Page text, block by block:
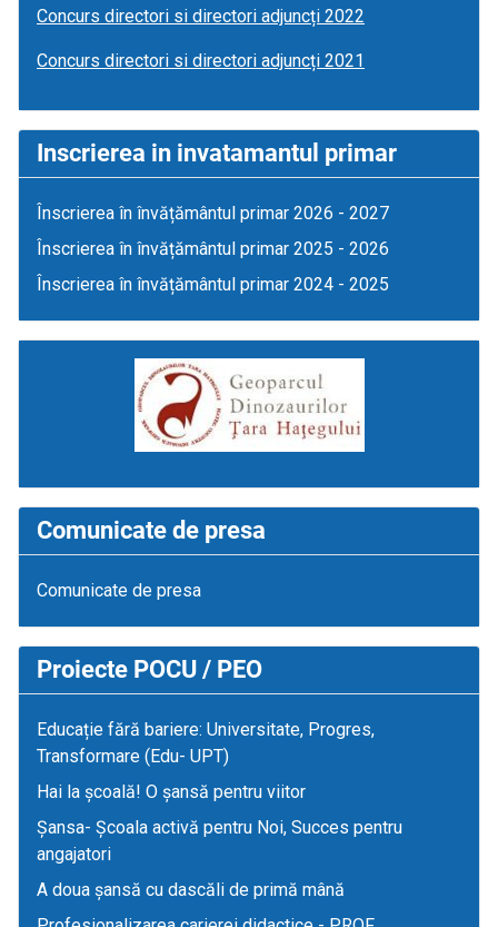
Concurs directori si directori adjuncți 2022
Concurs directori si directori adjuncți 2021
Inscrierea in invatamantul primar
Înscrierea în învățământul primar 2026 - 2027
Înscrierea în învățământul primar 2025 - 2026
Înscrierea în învățământul primar 2024 - 2025
Comunicate de presa
Comunicate de presa
Proiecte POCU / PEO
Educație fără bariere: Universitate, Progres,
Transformare (Edu- UPT)
Hai la școală! O șansă pentru viitor
Șansa- Școala activă pentru Noi, Succes pentru
angajatori
A doua șansă cu dascăli de primă mână